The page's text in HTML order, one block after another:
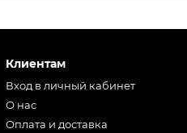
Клиентам
Вход в личный кабинет
О нас
Оплата и доставка